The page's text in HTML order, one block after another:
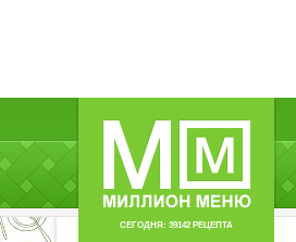
СЕГОДНЯ: 39142 РЕЦЕПТА